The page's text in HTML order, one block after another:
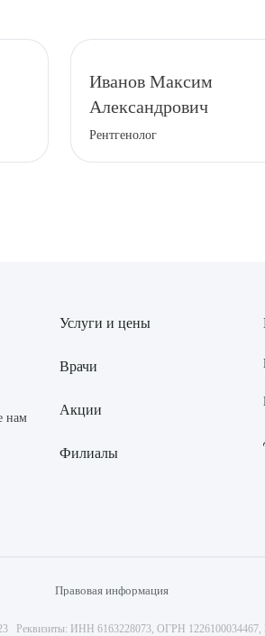
Иванов Максим
Александрович
Рентгенолог
нам
Услуги и цены
Врачи
Акции
Филиалы
Правовая информация
Реквизиты: ИНН 6163228073, ОГРН
ОТПРАВИТЬ